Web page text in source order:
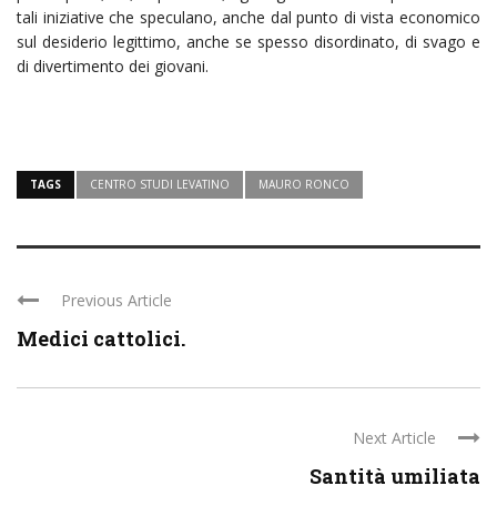
tali iniziative che speculano, anche dal punto di vista economico
sul desiderio legittimo, anche se spesso disordinato, di svago e
di divertimento dei giovani.
TAGS CENTRO STUDI LEVATINO MAURO RONCO
Previous Article
Medici cattolici.
Next Article
Santità umiliata